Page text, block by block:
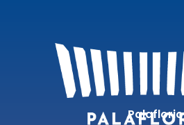
Palaflorio